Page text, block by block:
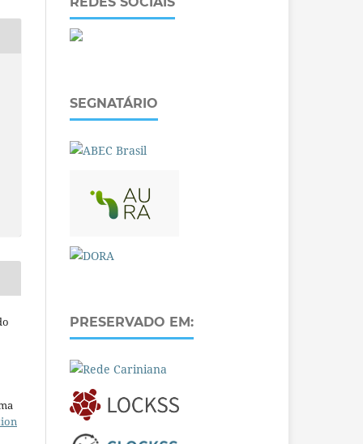
SEGNATÁRIO
PRESERVADO EM: